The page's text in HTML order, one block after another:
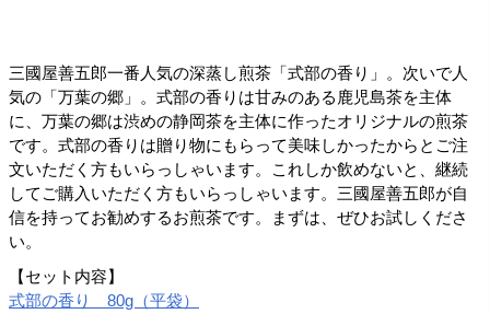
三國屋善五郎一番人気の深蒸し煎茶「式部の香り」。次いで人
気の「万葉の郷」。式部の香りは甘みのある鹿児島茶を主体
に、万葉の郷は渋めの静岡茶を主体に作ったオリジナルの煎茶
です。式部の香りは贈り物にもらって美味しかったからとご注
文いただく方もいらっしゃいます。これしか飲めないと、継続
してご購入いただく方もいらっしゃいます。三國屋善五郎が自
信を持ってお勧めするお煎茶です。まずは、ぜひお試しくださ
い。
【セット内容】
式部の香り 80g（平袋）